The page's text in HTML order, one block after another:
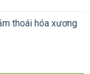
thoái hóa xương